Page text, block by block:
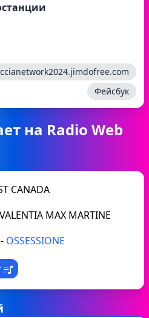
Фейсбук
на Radio Web
CANADA
MAX MARTINE
- OSSESSIONE